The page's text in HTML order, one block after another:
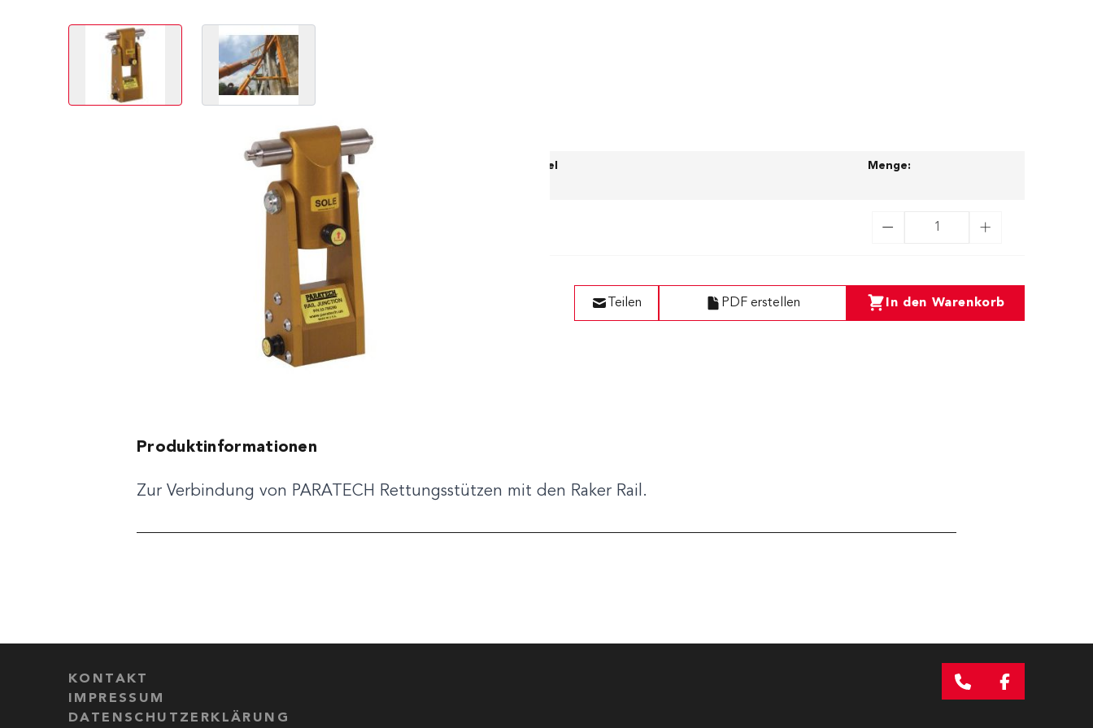
View larger image View larger image
Preis (exkl. MWST) Wunschzettel Menge:
In den Warenkorb
PDF erstellen
Teilen
Produktinformationen
Zur Verbindung von PARATECH Rettungsstützen mit den Raker Rail.
KONTAKT
IMPRESSUM
DATENSCHUTZERKLÄRUNG